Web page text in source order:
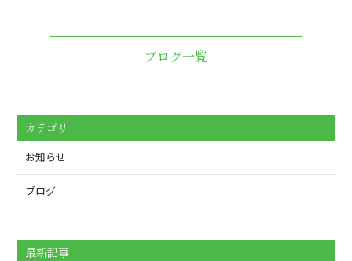
ブログ一覧
カテゴリ
お知らせ
ブログ
最新記事